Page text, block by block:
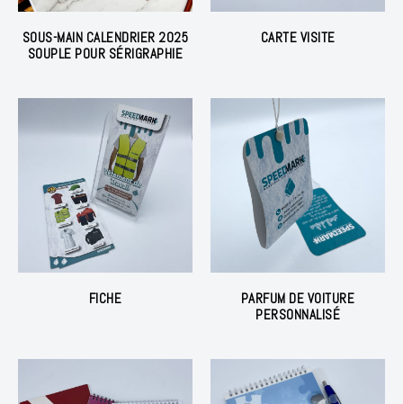
SOUS-MAIN CALENDRIER 2025
SOUPLE POUR SÉRIGRAPHIE
CARTE VISITE
FICHE
PARFUM DE VOITURE
PERSONNALISÉ